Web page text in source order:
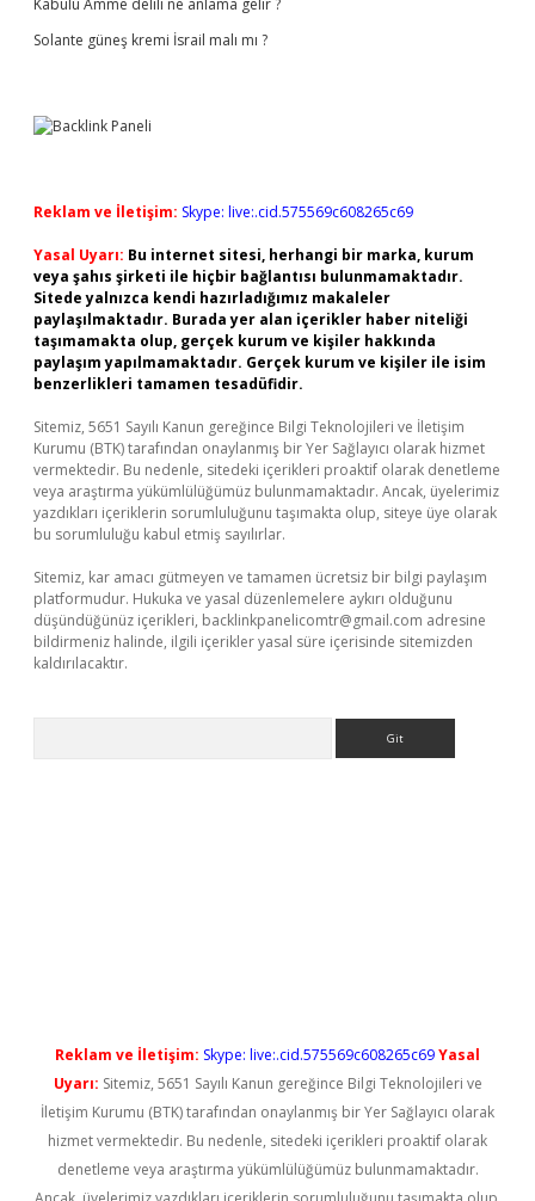
Kabulü Amme delili ne anlama gelir ?
Solante güneş kremi İsrail malı mı ?
Reklam ve İletişim: Skype: live:.cid.575569c608265c69
Yasal Uyarı: Bu internet sitesi, herhangi bir marka, kurum
veya şahıs şirketi ile hiçbir bağlantısı bulunmamaktadır.
Sitede yalnızca kendi hazırladığımız makaleler
paylaşılmaktadır. Burada yer alan içerikler haber niteliği
taşımamakta olup, gerçek kurum ve kişiler hakkında
paylaşım yapılmamaktadır. Gerçek kurum ve kişiler ile isim
benzerlikleri tamamen tesadüfidir.
Sitemiz, 5651 Sayılı Kanun gereğince Bilgi Teknolojileri ve İletişim
Kurumu (BTK) tarafından onaylanmış bir Yer Sağlayıcı olarak hizmet
vermektedir. Bu nedenle, sitedeki içerikleri proaktif olarak denetleme
veya araştırma yükümlülüğümüz bulunmamaktadır. Ancak, üyelerimiz
yazdıkları içeriklerin sorumluluğunu taşımakta olup, siteye üye olarak
bu sorumluluğu kabul etmiş sayılırlar.
Sitemiz, kar amacı gütmeyen ve tamamen ücretsiz bir bilgi paylaşım
platformudur. Hukuka ve yasal düzenlemelere aykırı olduğunu
düşündüğünüz içerikleri, backlinkpanelicomtr@gmail.com adresine
bildirmeniz halinde, ilgili içerikler yasal süre içerisinde sitemizden
kaldırılacaktır.
Reklam ve İletişim: Skype: live:.cid.575569c608265c69Yasal
Uyarı: Sitemiz, 5651 Sayılı Kanun gereğince Bilgi Teknolojileri ve
İletişim Kurumu (BTK) tarafından onaylanmış bir Yer Sağlayıcı olarak
hizmet vermektedir. Bu nedenle, sitedeki içerikleri proaktif olarak
denetleme veya araştırma yükümlülüğümüz bulunmamaktadır.